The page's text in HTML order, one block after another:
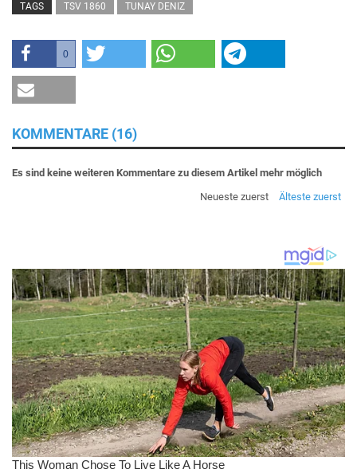
TAGS TSV 1860 TUNAY DENIZ
0
KOMMENTARE (16)
Es sind keine weiteren Kommentare zu diesem Artikel mehr möglich
Neueste zuerst
Älteste zuerst